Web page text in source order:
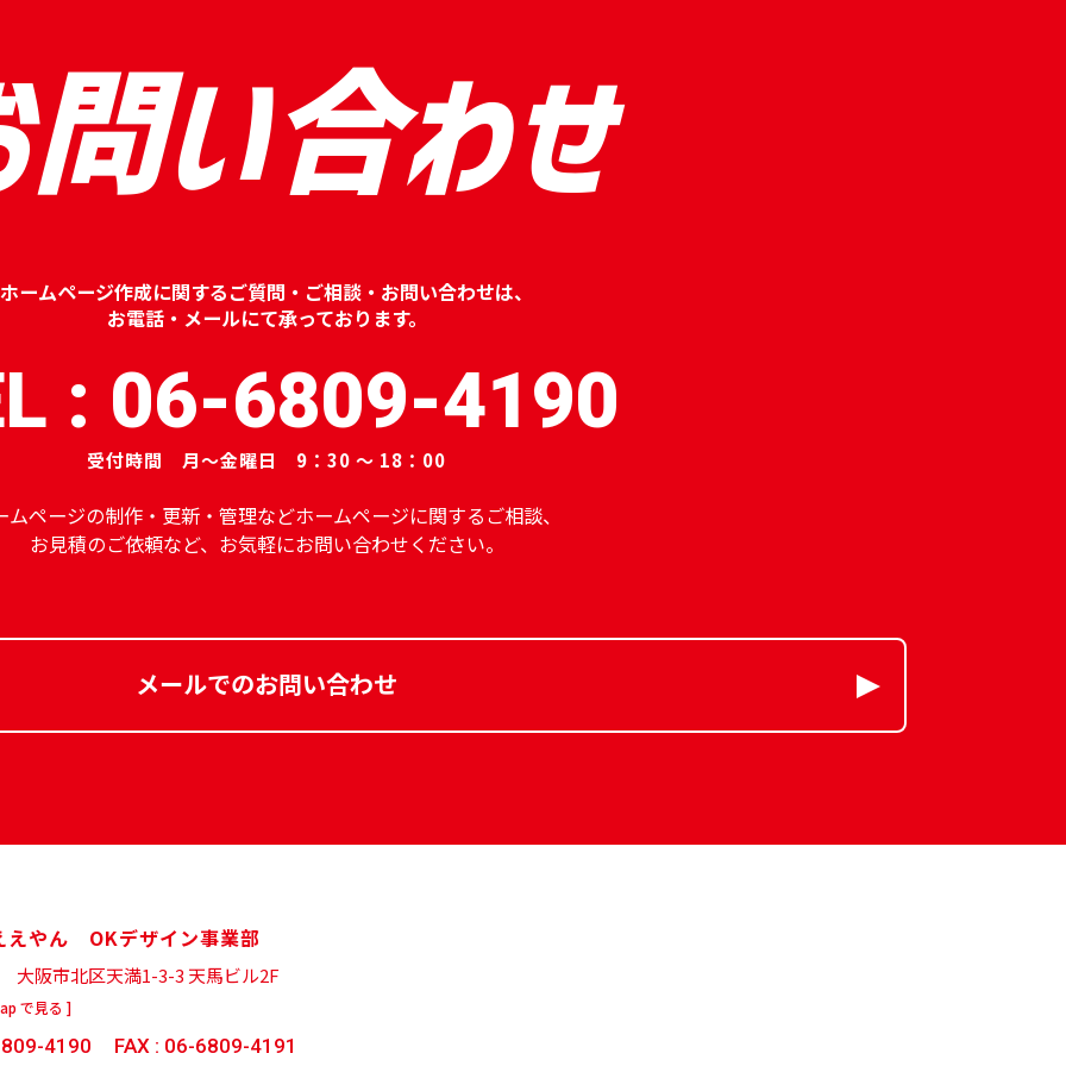
問い合わせ
ホームページ作成に関するご質問・ご相談・お問い合わせは、
お電話・メールにて承っております。
: 06-6809-4190
受付時間 月～金曜日 9：30 ～ 18：00
ムページの制作・更新・管理などホームページに関するご相談、
お見積のご依頼など、お気軽にお問い合わせください。
メールでのお問い合わせ
えやん OKデザイン事業部
大阪市北区天満1-3-3 天馬ビル2F
で見る ]
4190 FAX : 06-6809-4191